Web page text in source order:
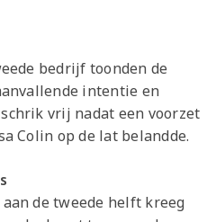
bedrijf toonden de
intentie en
vrij nadat een voorzet
Colin op de lat belandde.
de tweede helft kreeg